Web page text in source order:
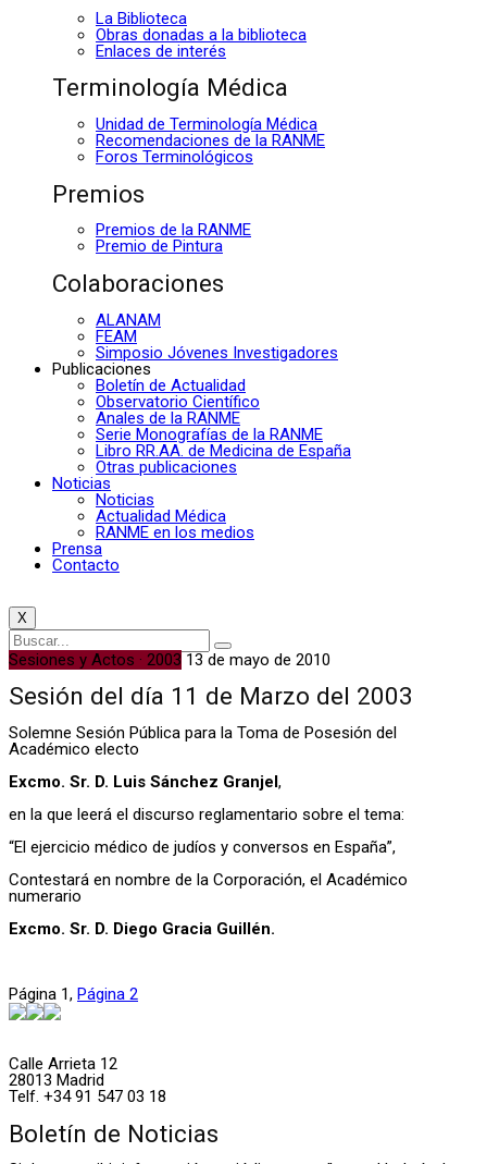
La Biblioteca
Obras donadas a la biblioteca
Enlaces de interés
Terminología Médica
Unidad de Terminología Médica
Recomendaciones de la RANME
Foros Terminológicos
Premios
Premios de la RANME
Premio de Pintura
Colaboraciones
ALANAM
FEAM
Simposio Jóvenes Investigadores
Publicaciones
Boletín de Actualidad
Observatorio Científico
Anales de la RANME
Serie Monografías de la RANME
Libro RR.AA. de Medicina de España
Otras publicaciones
Noticias
Noticias
Actualidad Médica
RANME en los medios
Prensa
Contacto
X
Sesiones y Actos · 2003 13 de mayo de 2010
Sesión del día 11 de Marzo del 2003
Solemne Sesión Pública para la Toma de Posesión del
Académico electo
Excmo. Sr. D. Luis Sánchez Granjel,
en la que leerá el discurso reglamentario sobre el tema:
“El ejercicio médico de judíos y conversos en España”,
Contestará en nombre de la Corporación, el Académico
numerario
Excmo. Sr. D. Diego Gracia Guillén.
Página 1, Página 2
Calle Arrieta 12
28013 Madrid
Telf. +34 91 547 03 18
Boletín de Noticias